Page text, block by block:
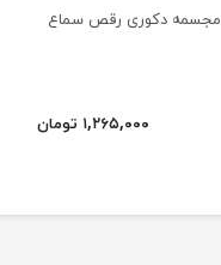
مجسمه دکوری رقص سماع
۱,۲۶۵,۰۰۰ تومان